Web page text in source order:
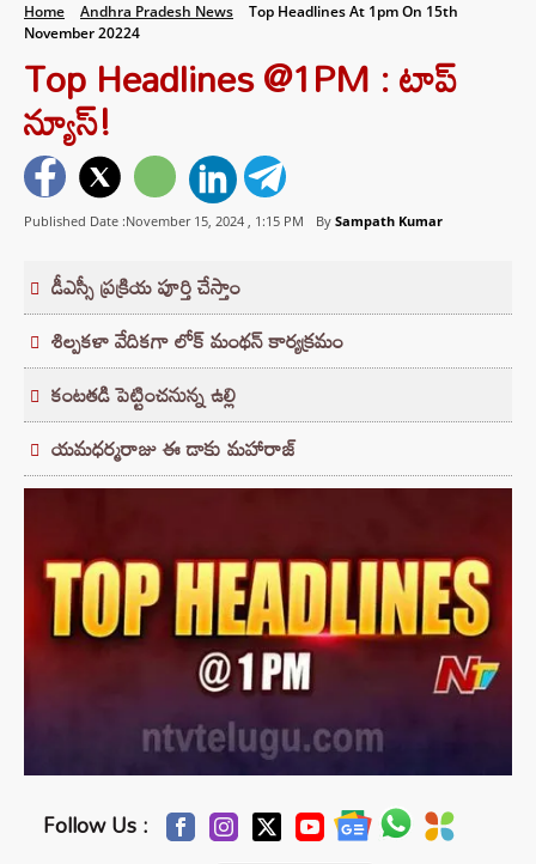
Home Andhra Pradesh News
Top Headlines At 1pm On 15th
November 20224
Top Headlines @1PM : టాప్‌
న్యూస్‌!
Published Date :November 15, 2024 , 1:15 PM By Sampath Kumar
డీఎస్సీ ప్రక్రియ పూర్తి చేస్తాం
శిల్పకళా వేదికగా లోక్ మంథన్ కార్యక్రమం
కంటతడి పెట్టించనున్న ఉల్లి
యమధర్మరాజు ఈ డాకు మహారాజ్
Follow Us :